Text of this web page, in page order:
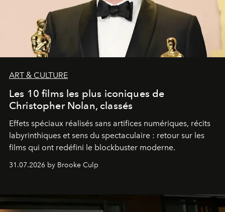
ART & CULTURE
Les 10 films les plus iconiques de
Christopher Nolan, classés
Effets spéciaux réalisés sans artifices numériques, récits
labyrinthiques et sens du spectaculaire : retour sur les
films qui ont redéfini le blockbuster moderne.
31.07.2026 by Brooke Culp